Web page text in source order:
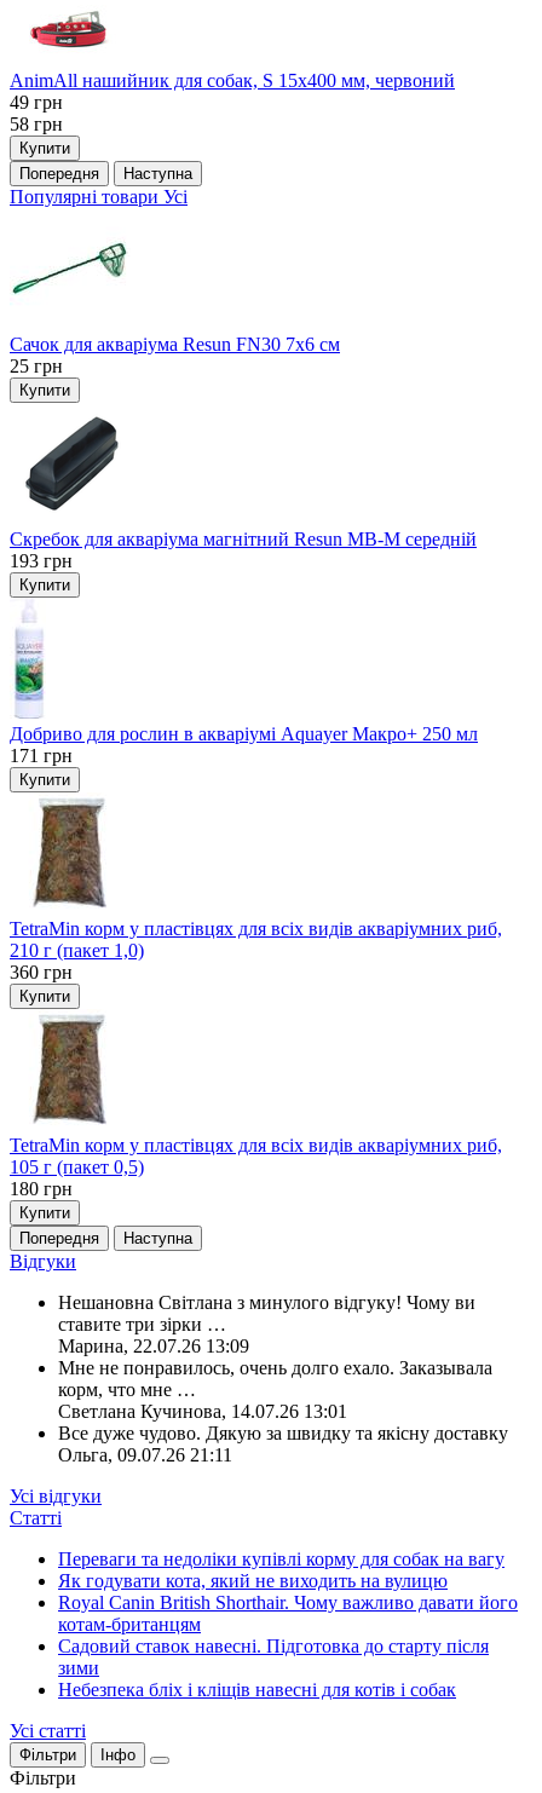
AnimAll нашийник для собак, S 15х400 мм, червоний
49 грн
58 грн
Купити
Попередня
Наступна
Популярні товари Усі
Сачок для акваріума Resun FN30 7х6 см
25 грн
Купити
Скребок для акваріума магнітний Resun MB-M середній
193 грн
Купити
Добриво для рослин в акваріумі Aquayer Макро+ 250 мл
171 грн
Купити
TetraMin корм у пластівцях для всіх видів акваріумних риб,
210 г (пакет 1,0)
360 грн
Купити
TetraMin корм у пластівцях для всіх видів акваріумних риб,
105 г (пакет 0,5)
180 грн
Купити
Попередня
Наступна
Відгуки
Нешановна Світлана з минулого відгуку! Чому ви
ставите три зірки …
Марина, 22.07.26 13:09
Мне не понравилось, очень долго ехало. Заказывала
корм, что мне …
Светлана Кучинова, 14.07.26 13:01
Все дуже чудово. Дякую за швидку та якісну доставку
Ольга, 09.07.26 21:11
Усі відгуки
Статті
Переваги та недоліки купівлі корму для собак на вагу
Як годувати кота, який не виходить на вулицю
Royal Canin British Shorthair. Чому важливо давати його
котам-британцям
Садовий ставок навесні. Підготовка до старту після
зими
Небезпека бліх і кліщів навесні для котів і собак
Усі статті
Фільтри Інфо
Фільтри